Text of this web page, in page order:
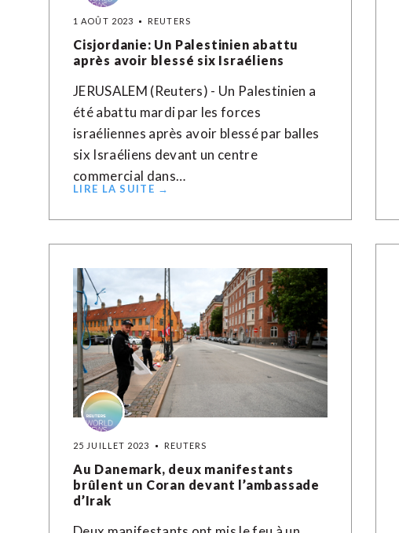
1 AOÛT 2023 REUTERS
Cisjordanie: Un Palestinien abattu
après avoir blessé six Israéliens
JERUSALEM (Reuters) - Un Palestinien a
été abattu mardi par les forces
israéliennes après avoir blessé par balles
six Israéliens devant un centre
commercial dans…
LIRE LA SUITE →
25 JUILLET 2023 REUTERS
Au Danemark, deux manifestants
brûlent un Coran devant l’ambassade
d’Irak